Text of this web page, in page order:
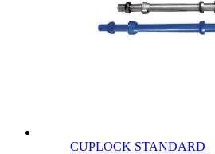
CUPLOCK STANDARD